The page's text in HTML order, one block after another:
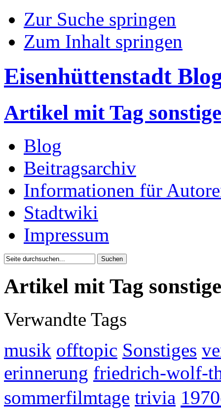
Zur Suche springen
Zum Inhalt springen
Eisenhüttenstadt
Artikel mit Tag
Blog
Beitragsarchiv
Informationen für
Stadtwiki
Impressum
Artikel mit Tag
Verwandte Tags
musik offtopic Sonstiges
erinnerung friedrich-wolf-
sommerfilmtage trivia